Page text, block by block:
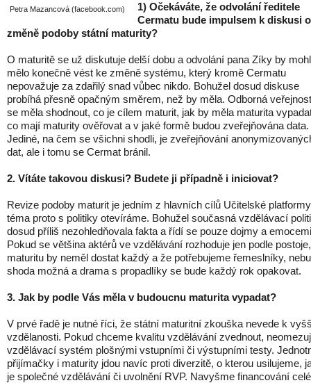
Petra Mazancová (facebook.com)
1) Očekáváte, že odvolání ředitele
Cermatu bude impulsem k diskusi o
změně podoby státní maturity?
O maturitě se už diskutuje delší dobu a odvolání pana Zíky by
mělo konečně vést ke změně systému, který kromě Cermatu
nepovažuje za zdařilý snad vůbec nikdo. Bohužel dosud diskuse
probíhá přesně opačným směrem, než by měla. Odborná
se měla shodnout, co je cílem maturit, jak by měla maturita
co mají maturity ověřovat a v jaké formě budou zveřejňována data.
Jediné, na čem se všichni shodli, je zveřejňování
dat, ale i tomu se Cermat bránil.
2. Vítáte takovou diskusi? Budete ji případně i iniciovat?
Revize podoby maturit je jedním z hlavních cílů Učitelské
téma proto s politiky otevíráme. Bohužel současná vzdělávací
dosud příliš nezohledňovala fakta a řídí se pouze dojmy a
Pokud se většina aktérů ve vzdělávání rozhoduje jen podle
maturitu by neměl dostat každý a že potřebujeme řemeslníky,
shoda možná a drama s propadlíky se bude každý rok opakovat.
3. Jak by podle Vás měla v budoucnu maturita vypadat?
V prvé řadě je nutné říci, že státní maturitní zkouška nevede k
vzdělanosti. Pokud chceme kvalitu vzdělávání zvednout,
vzdělávací systém plošnými vstupními či výstupními testy.
přijímačky i maturity jdou navíc proti diverzitě, o kterou usilujeme,
je společné vzdělávání či uvolnění RVP. Navyšme financování